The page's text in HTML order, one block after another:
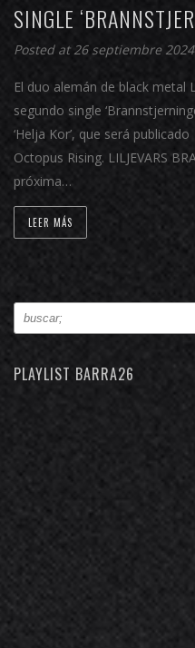
SINGLE
Posted at 26 septiembre
El duo alemán de black metal
segundo single
‘Helja Kor’, que será
Octopus Rising. LILJEVARS
próxima…
LEER MÁS
PLAYLIST BARRA26